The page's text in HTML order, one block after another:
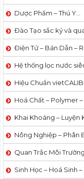
Dược Phẩm – Thú Y…
Đào Tạo sắc ký và
Điện Tử – Bán Dẫn –
Hệ thống lọc nước
Hiệu Chuẩn
Hoá Chất – Polymer –
Khai Khoáng – Luyện
Nông Nghiệp – Phân
Quan Trắc Môi
Sinh Học – Hoá Sinh –